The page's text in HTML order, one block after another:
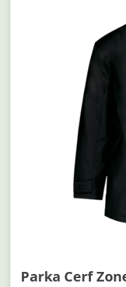
Parka Cerf